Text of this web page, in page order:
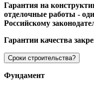
Гарантия на
отделочные работы -
Российскому
Гарантии качества
Сроки строительства?
Фундамент